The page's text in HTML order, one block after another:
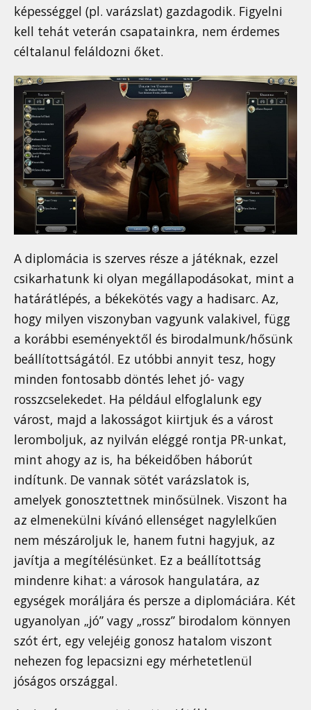
képességgel (pl. varázslat) gazdagodik. Figyelni
kell tehát veterán csapatainkra, nem érdemes
céltalanul feláldozni őket.
A diplomácia is szerves része a játéknak, ezzel
csikarhatunk ki olyan megállapodásokat, mint a
határátlépés, a békekötés vagy a hadisarc. Az,
hogy milyen viszonyban vagyunk valakivel, függ
a korábbi eseményektől és birodalmunk/hősünk
beállítottságától. Ez utóbbi annyit tesz, hogy
minden fontosabb döntés lehet jó- vagy
rosszcselekedet. Ha például elfoglalunk egy
várost, majd a lakosságot kiirtjuk és a várost
leromboljuk, az nyilván eléggé rontja PR-unkat,
mint ahogy az is, ha békeidőben háborút
indítunk. De vannak sötét varázslatok is,
amelyek gonosztettnek minősülnek. Viszont ha
az elmenekülni kívánó ellenséget nagylelkűen
nem mészároljuk le, hanem futni hagyjuk, az
javítja a megítélésünket. Ez a beállítottság
mindenre kihat: a városok hangulatára, az
egységek moráljára és persze a diplomáciára. Két
ugyanolyan „jó” vagy „rossz” birodalom könnyen
szót ért, egy velejéig gonosz hatalom viszont
nehezen fog lepacsizni egy mérhetetlenül
jóságos országgal.